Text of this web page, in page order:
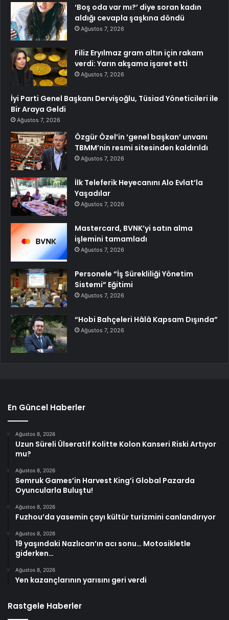
‘Boş oda var mı?’ diye soran kadın
aldığı cevapla şaşkına döndü
Ağustos 7, 2026
Filiz Eryılmaz gram altın için rakam
verdi: Yarın akşama işaret etti
Ağustos 7, 2026
İyi Parti Genel Başkanı Dervişoğlu, Tüsiad Yöneticileri ile
Bir Araya Geldi
Ağustos 7, 2026
Özgür Özel’in ‘genel başkan’ unvanı
TBMM’nin resmi sitesinden kaldırıldı
Ağustos 7, 2026
İlk Teleferik Heyecanını Alo Evlat’la
Yaşadılar
Ağustos 7, 2026
Mastercard, BVNK’yi satın alma
işlemini tamamladı
Ağustos 7, 2026
Personele “İş Sürekliliği Yönetim
Sistemi” Eğitimi
Ağustos 7, 2026
“Hobi Bahçeleri Hâlâ Kapsam Dışında”
Ağustos 7, 2026
En Güncel Haberler
Ağustos 8, 2026
Uzun Süreli Ülseratif Kolitte Kolon Kanseri Riski Artıyor
mu?
Ağustos 8, 2026
Semruk Games’in Harvest King’i Global Pazarda
Oyuncularla Buluştu!
Ağustos 8, 2026
Fuzhou’da yasemin çayı kültür turizmini canlandırıyor
Ağustos 8, 2026
19 yaşındaki Nazlıcan’ın acı sonu… Motosikletle
giderken…
Ağustos 8, 2026
Yen kazançlarının yarısını geri verdi
Rastgele Haberler